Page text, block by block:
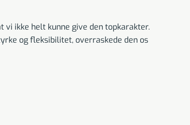
vi ikke helt kunne give den topkarakter.
og fleksibilitet, overraskede den os